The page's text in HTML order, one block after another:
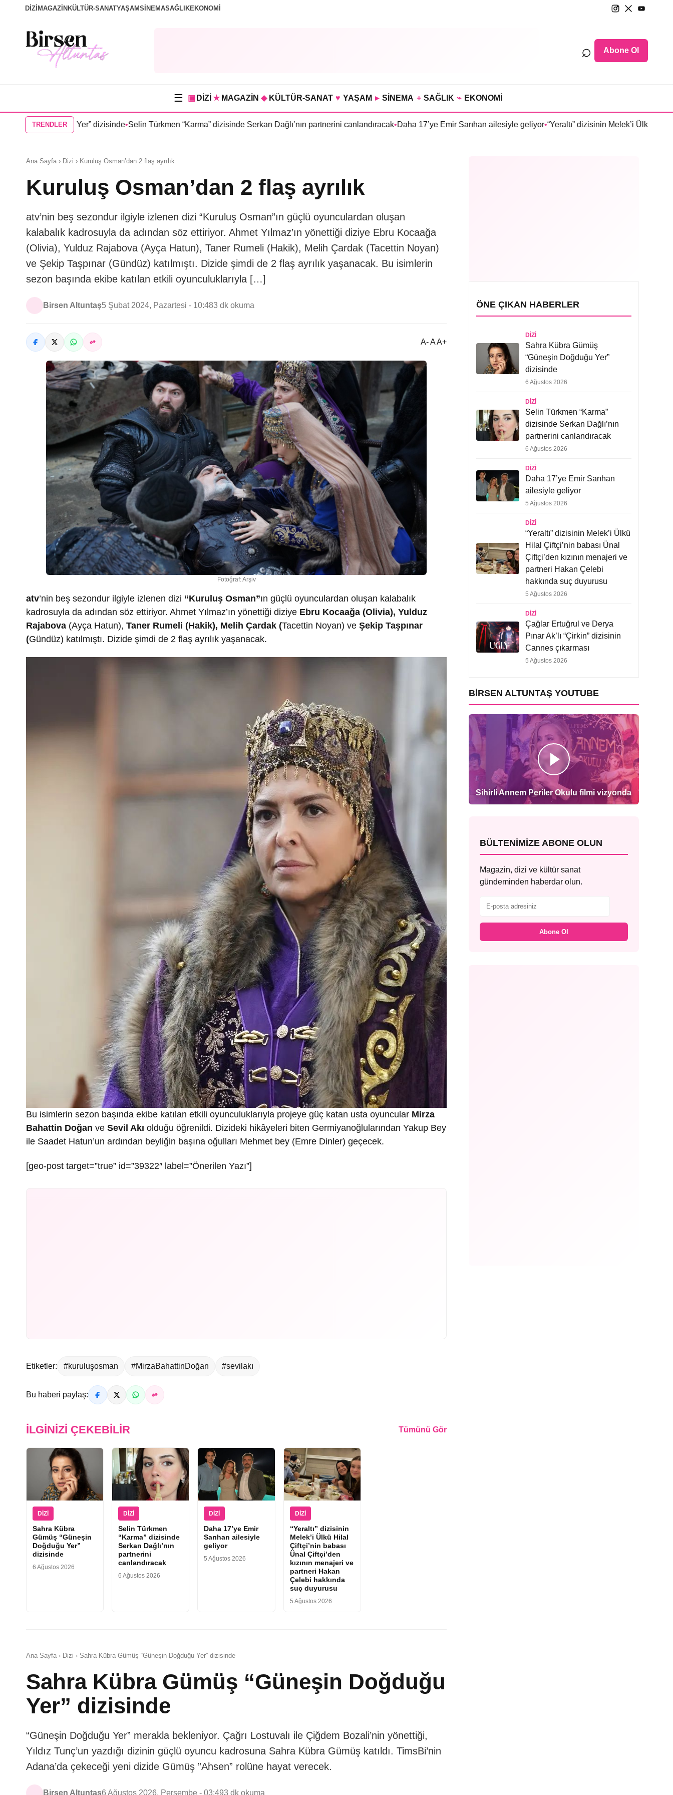
DİZİ MAGAZİN KÜLTÜR-SANATYAŞAMSİNEMASAĞLIKEKONOMİ
⌕ Abone Ol
☰ ▣ DİZİ ★ MAGAZİN ◆ KÜLTÜR-SANAT ♥ YAŞAM ▸ SİNEMA + SAĞLIK ⌁ EKONOMİ
TRENDLER
Doğduğu Yer” dizisinde•Selin Türkmen “Karma” dizisinde Serkan Dağlı’nın partnerini canlandıracak• Daha 17’ye Emir Sarıhan ailesiyle geliyor•“Yeraltı” dizisinin Melek’i Ülkü Hilal Çiftçi’nin
Ana Sayfa › Dizi › Kuruluş Osman’dan 2 flaş ayrılık
Kuruluş Osman’dan 2 flaş ayrılık
atv’nin beş sezondur ilgiyle izlenen dizi “Kuruluş Osman”ın güçlü oyunculardan oluşan
kalabalık kadrosuyla da adından söz ettiriyor. Ahmet Yılmaz’ın yönettiği diziye Ebru Kocaağa
(Olivia), Yulduz Rajabova (Ayça Hatun), Taner Rumeli (Hakik), Melih Çardak (Tacettin Noyan)
ve Şekip Taşpınar (Gündüz) katılmıştı. Dizide şimdi de 2 flaş ayrılık yaşanacak. Bu isimlerin
sezon başında ekibe katılan etkili oyunculuklarıyla […]
Birsen Altuntaş5 Şubat 2024, Pazartesi - 10:483 dk okuma
A- A A+
Fotoğraf: Arşiv
atv’nin beş sezondur ilgiyle izlenen dizi “Kuruluş Osman”ın güçlü oyunculardan oluşan kalabalık
kadrosuyla da adından söz ettiriyor. Ahmet Yılmaz’ın yönettiği diziye Ebru Kocaağa (Olivia), Yulduz
Rajabova (Ayça Hatun), Taner Rumeli (Hakik), Melih Çardak (Tacettin Noyan) ve Şekip Taşpınar
(Gündüz) katılmıştı. Dizide şimdi de 2 flaş ayrılık yaşanacak.
Bu isimlerin sezon başında ekibe katılan etkili oyunculuklarıyla projeye güç katan usta oyuncular Mirza
Bahattin Doğan ve Sevil Akı olduğu öğrenildi. Dizideki hikâyeleri biten Germiyanoğlularından Yakup Bey
ile Saadet Hatun’un ardından beyliğin başına oğulları Mehmet bey (Emre Dinler) geçecek.
[geo-post target=”true” id=”39322″ label=”Önerilen Yazı”]
Etiketler: #kuruluşosman #MirzaBahattinDoğan #sevilakı
Bu haberi paylaş:
İLGINIZI ÇEKEBILIR Tümünü Gör
DIZI
Sahra Kübra
Gümüş “Güneşin
Doğduğu Yer”
dizisinde
6 Ağustos 2026
DIZI
Selin Türkmen
“Karma” dizisinde
Serkan Dağlı’nın
partnerini
canlandıracak
6 Ağustos 2026
DIZI
Daha 17’ye Emir
Sarıhan ailesiyle
geliyor
5 Ağustos 2026
DIZI
“Yeraltı” dizisinin
Melek’i Ülkü Hilal
Çiftçi’nin babası
Ünal Çiftçi’den
kızının menajeri ve
partneri Hakan
Çelebi hakkında
suç duyurusu
5 Ağustos 2026
Ana Sayfa › Dizi › Sahra Kübra Gümüş “Güneşin Doğduğu Yer” dizisinde
Sahra Kübra Gümüş “Güneşin Doğduğu
Yer” dizisinde
“Güneşin Doğduğu Yer” merakla bekleniyor. Çağrı Lostuvalı ile Çiğdem Bozali’nin yönettiği,
Yıldız Tunç’un yazdığı dizinin güçlü oyuncu kadrosuna Sahra Kübra Gümüş katıldı. TimsBi’nin
Adana’da çekeceği yeni dizide Gümüş ”Ahsen” rolüne hayat verecek.
Birsen Altuntaş6 Ağustos 2026, Perşembe - 03:493 dk okuma
ÖNE ÇIKAN HABERLER
DIZI
Sahra Kübra Gümüş
“Güneşin Doğduğu Yer”
dizisinde
6 Ağustos 2026
DIZI
Selin Türkmen “Karma”
dizisinde Serkan Dağlı’nın
partnerini canlandıracak
6 Ağustos 2026
DIZI
Daha 17’ye Emir Sarıhan
ailesiyle geliyor
5 Ağustos 2026
DIZI
“Yeraltı” dizisinin Melek’i Ülkü
Hilal Çiftçi’nin babası Ünal
Çiftçi’den kızının menajeri ve
partneri Hakan Çelebi
hakkında suç duyurusu
5 Ağustos 2026
DIZI
Çağlar Ertuğrul ve Derya
Pınar Ak’lı “Çirkin” dizisinin
Cannes çıkarması
5 Ağustos 2026
BIRSEN ALTUNTAŞ YOUTUBE
Sihirli Annem Periler Okulu filmi vizyonda
BÜLTENIMIZE ABONE OLUN
Magazin, dizi ve kültür sanat
gündeminden haberdar olun.
Abone Ol